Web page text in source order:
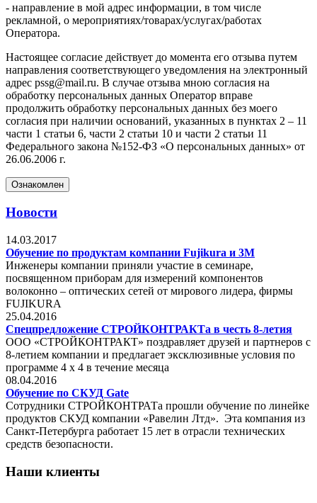
- направление в мой адрес информации, в том числе
рекламной, о мероприятиях/товарах/услугах/работах
Оператора.
Настоящее согласие действует до момента его отзыва путем
направления соответствующего уведомления на электронный
адрес pssg@mail.ru. В случае отзыва мною согласия на
обработку персональных данных Оператор вправе
продолжить обработку персональных данных без моего
согласия при наличии оснований, указанных в пунктах 2 – 11
части 1 статьи 6, части 2 статьи 10 и части 2 статьи 11
Федерального закона №152-ФЗ «О персональных данных» от
26.06.2006 г.
Ознакомлен
Новости
14.03.2017
Обучение по продуктам компании Fujikura и 3М
Инженеры компании приняли участие в семинаре,
посвященном приборам для измерений компонентов
волоконно – оптических сетей от мирового лидера, фирмы
FUJIKURA
25.04.2016
Спецпредложение СТРОЙКОНТРАКТа в честь 8-летия
ООО «СТРОЙКОНТРАКТ» поздравляет друзей и партнеров с
8-летием компании и предлагает эксклюзивные условия по
программе 4 х 4 в течение месяца
08.04.2016
Обучение по СКУД Gate
Сотрудники СТРОЙКОНТРАТа прошли обучение по линейке
продуктов СКУД компании «Равелин Лтд». Эта компания из
Санкт-Петербурга работает 15 лет в отрасли технических
средств безопасности.
Наши клиенты